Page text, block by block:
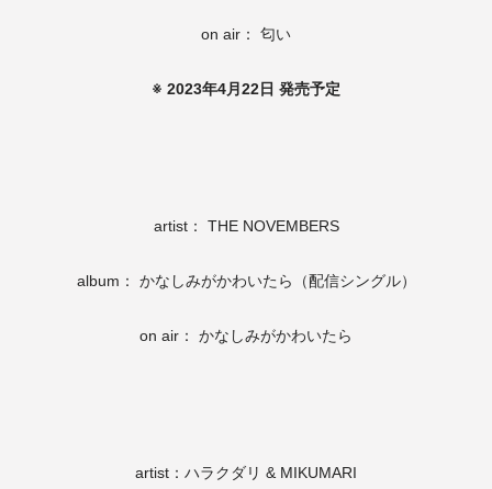
on air： 匂い
※ 2023年4月22日 発売予定
artist： THE NOVEMBERS
album： かなしみがかわいたら（配信シングル）
on air： かなしみがかわいたら
artist：ハラクダリ & MIKUMARI